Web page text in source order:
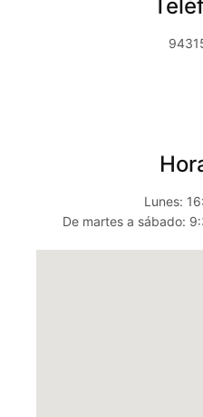
Lunes:
De martes a sábado: